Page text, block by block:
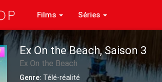
Films Séries
Ex On the Beach, Saison 3
Ex On the Beach
Genre: Télé-réalité